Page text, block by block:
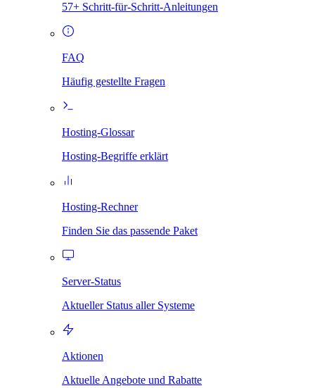
57+ Schritt-für-Schritt-Anleitungen
FAQ
Häufig gestellte Fragen
Hosting-Glossar
Hosting-Begriffe erklärt
Hosting-Rechner
Finden Sie das passende Paket
Server-Status
Aktueller Status aller Systeme
Aktionen
Aktuelle Angebote und Rabatte